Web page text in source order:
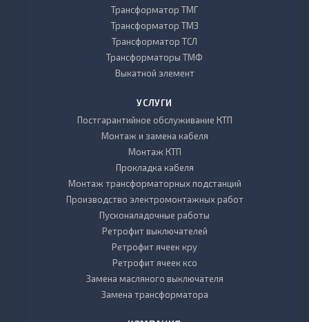
Трансформатор ТМГ
Трансформатор ТМЗ
Трансформатор ТСЛ
Трансформаторы ТМФ
Выкатной элемент
УСЛУГИ
Постгарантийное обслуживание КТП
Монтаж и замена кабеля
Монтаж КТП
Прокладка кабеля
Монтаж трансформаторных подстанций
Производство электромонтажных работ
Пусконаладочные работы
Ретрофит выключателей
Ретрофит ячеек кру
Ретрофит ячеек ксо
Замена масляного выключателя
Замена трансформатора